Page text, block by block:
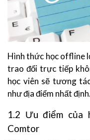
Hình thức học offline
trao đổi trực tiếp
học viên sẽ tương
như địa điểm nhất định.
1.2 Ưu điểm
Comtor